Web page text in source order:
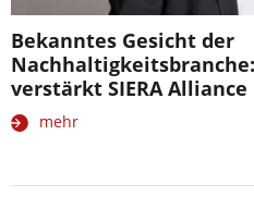
Bekanntes Gesicht der
verstärkt SIERA Alliance
mehr